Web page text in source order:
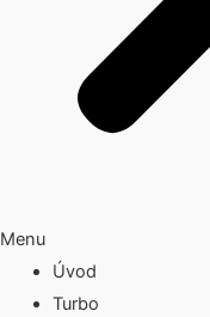
Menu
Úvod
Turbo